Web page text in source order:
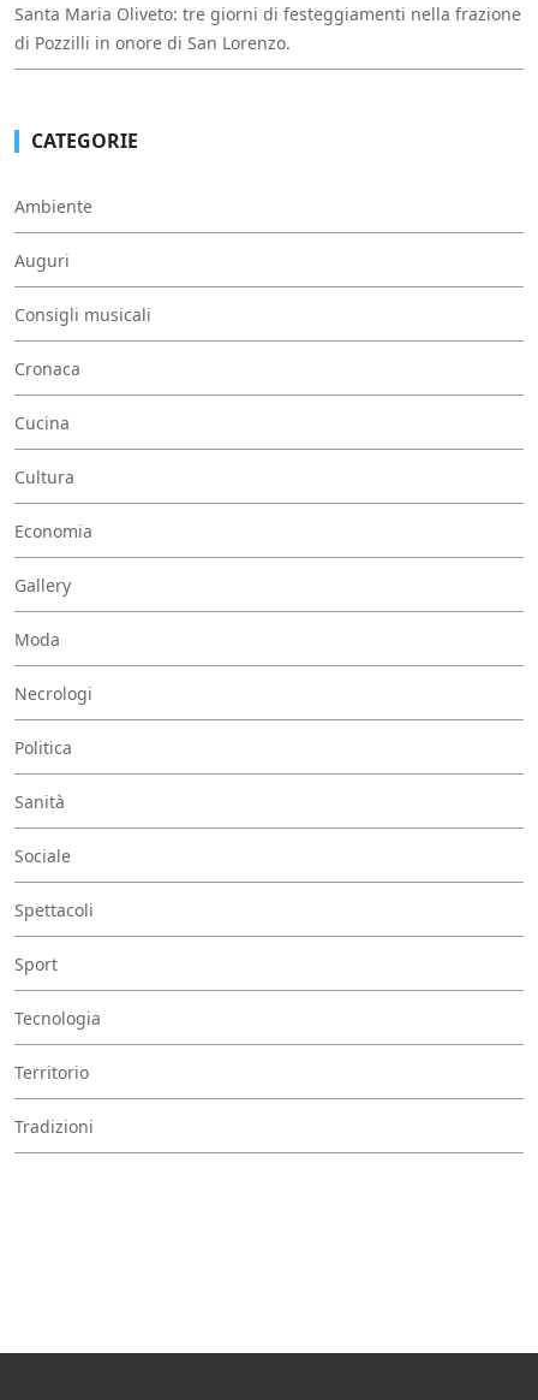
Santa Maria Oliveto: tre giorni di festeggiamenti nella frazione
di Pozzilli in onore di San Lorenzo.
CATEGORIE
Ambiente
Auguri
Consigli musicali
Cronaca
Cucina
Cultura
Economia
Gallery
Moda
Necrologi
Politica
Sanità
Sociale
Spettacoli
Sport
Tecnologia
Territorio
Tradizioni